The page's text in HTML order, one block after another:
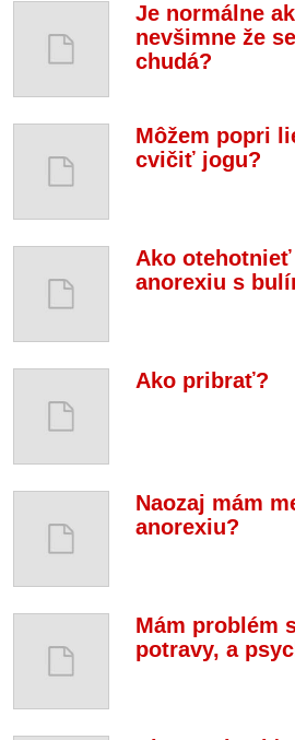
Je normálne
nevšimne že
chudá?
Môžem popri
cvičiť jogu?
Ako otehotnieť
anorexiu s
Ako pribrať?
Naozaj mám
anorexiu?
Mám problém
potravy, a